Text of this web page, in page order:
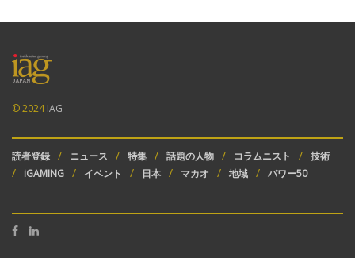
© 2024IAG
読者登録 ニュース 特集 話題の人物 コラムニスト
技術
iGAMING
イベント 日本 マカオ 地域 パワー50